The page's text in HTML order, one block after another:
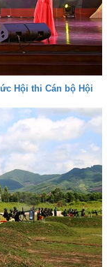
Hội thi Cán bộ Hội